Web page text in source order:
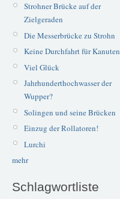
Strohner Brücke auf der
Zielgeraden
Die Messerbrücke zu Strohn
Keine Durchfahrt für Kanuten
Viel Glück
Jahrhunderthochwasser der
Wupper?
Solingen und seine Brücken
Einzug der Rollatoren!
Lurchi
mehr
Schlagwortliste